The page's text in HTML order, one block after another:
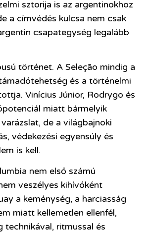
sztorija is az argentinokhoz
a címvédés kulcsa nem csak
csapategység legalább
történet. A Seleção mindig a
és a történelmi
Vinícius Júnior, Rodrygo és
miatt bármelyik
de a világbajnoki
védekezési egyensúly és
is kell.
nem első számú
veszélyes kihívóként
a keménység, a harciasság
miatt kellemetlen ellenfél,
technikával, ritmussal és